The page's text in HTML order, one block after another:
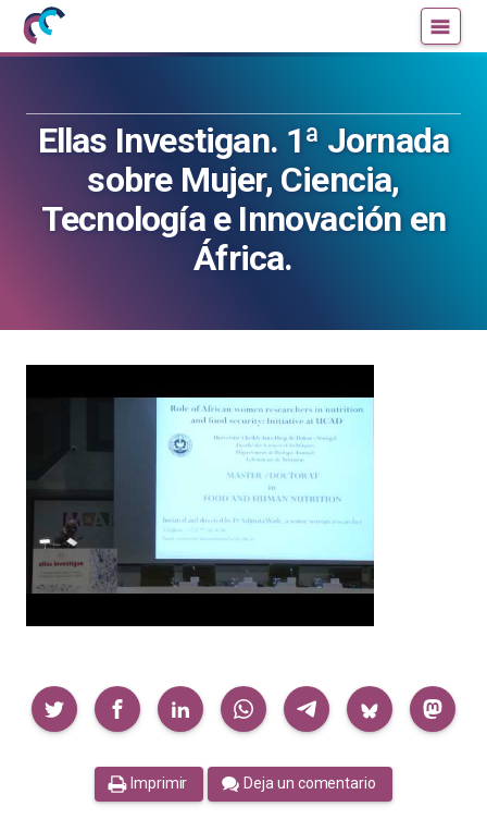
Mujeres
con
Cátedra
Científica
blog
Cátedra
Científica
Ellas Investigan. 1ª Jornada
sobre Mujer, Ciencia,
Tecnología e Innovación en
África.
Compartir
Imprimir Deja un comentario